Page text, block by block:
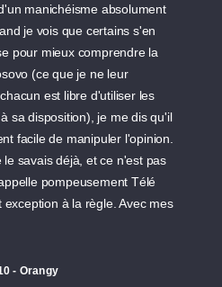
manichéisme absolument
je vois que certains s'en
pour mieux comprendre la
(ce que je ne leur
est libre d'utiliser les
sa disposition), je me dis qu'il
facile de manipuler l'opinion.
le savais déjà, et ce n'est pas
pompeusement Télé
exception à la règle. Avec mes
- Orangy